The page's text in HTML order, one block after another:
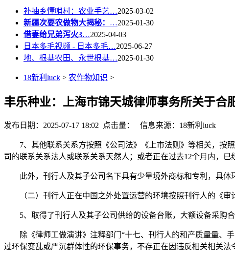
补抽乡懂哨村：农业手艺…2025-03-02
新疆次要农做物大揭秘： …2025-01-30
借妻给兄弟泻火3…2025-04-03
日本多毛视频 - 日本多毛…2025-06-27
地、根基农田、永世根基…2025-01-30
18新利luck > 农作物知识 >
丰乐种业：上海市锦天城律师事务所关于合
发布日期：2025-07-17 18:02 点击量： 信息来源：18新利luck
7、其他联系关系方按照《公司法》《上市法则》等相关，按照
司的联系关系法人或联系关系天然人；或者正在过去12个月内，
此外，刊行人及其子公司名下具有少量境外商标和专利，具体
（二）刊行人正在中国之外处置运营的环境按照刊行人的《审
5、取得了刊行人及其子公司供给的设备台账，大额设备采购合
除《律师工做演讲》注释部门“十七、刊行人的和产质量量、手
过环保变乱或严沉群体性的环保事务，不存正在因违反相关相关法